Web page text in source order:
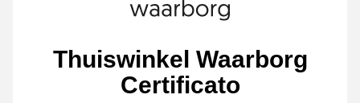
Thuiswinkel Waarborg
Certificato